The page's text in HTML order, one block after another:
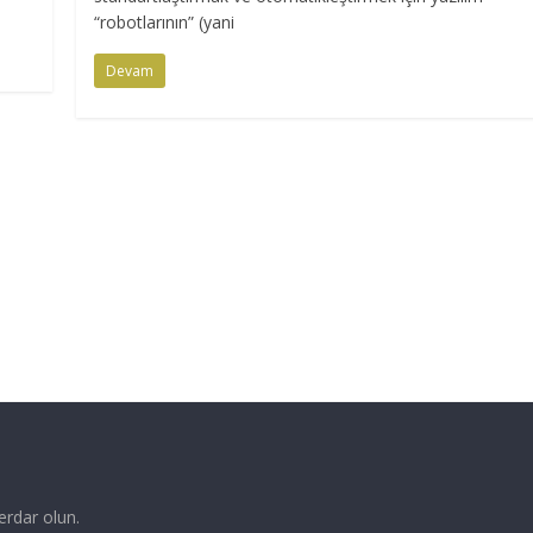
“robotlarının” (yani
Devam
olun.